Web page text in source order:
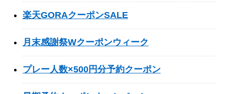
楽天GORAクーポンSALE
月末感謝祭Wクーポンウィーク
プレー人数×500円分予約クーポン